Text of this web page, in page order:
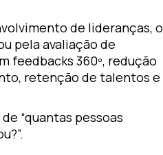
de lideranças, o
pela avaliação de
feedbacks 360º, redução
retenção de talentos e
“quantas pessoas